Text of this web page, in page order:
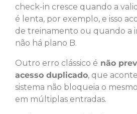
check-in cresce quando a
é lenta, por exemplo, e isso
de treinamento ou quando a
não há plano B.
Outro erro clássico é não
acesso duplicado, que
sistema não bloqueia o
em múltiplas entradas.